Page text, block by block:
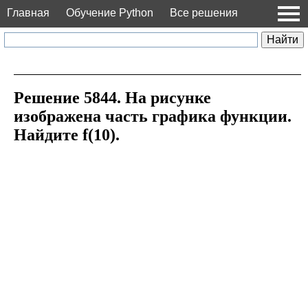
Главная Обучение Python Все решения
Решение 5844. На рисунке
изображена часть графика функции.
Найдите f(10).